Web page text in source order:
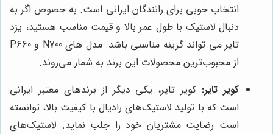
انتخاب خوبی برای رانندگان ایرانی است. به خصوص اگر به
دنبال لاستیک با طول عمر بالا و قیمت مناسب هستید، یزد
تایر می تواند گزینه مناسبی باشد. مدل های N700 و P660
از محبوب‌ترین محصولات این برند به شمار می‌روند.
کویر تایر: کویر تایر، یکی دیگر از برندهای معتبر ایرانی
است که با تولید لاستیک‌های رادیال با کیفیت بالا، توانسته
است رضایت مشتریان خود را جلب نماید. لاستیک‌های